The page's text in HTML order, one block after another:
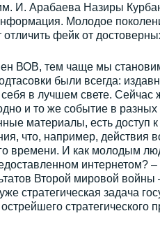
И. Арабаева Назиры
Молодое
фейк от
ВОВ, тем чаще мы
были всегда:
в лучшем свете. Сейчас
и то же событие в разных
материалы, есть доступ
что, например, действия
времени. И как молодым
интернетом? –
Второй мировой войны
стратегическая задача
стратегического